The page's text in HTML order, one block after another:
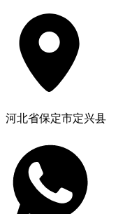
河北省保定市定兴县